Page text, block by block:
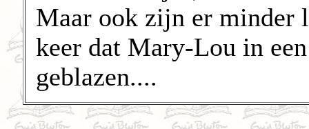
Maar ook zijn er minder
keer dat Mary-Lou in
geblazen....